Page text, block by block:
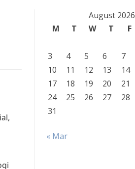
August 2026
M
T W T F
3
4 5 6 7
10
11 12 13 14
17
18 19 20 21
24
25 26 27 28
31
« Mar